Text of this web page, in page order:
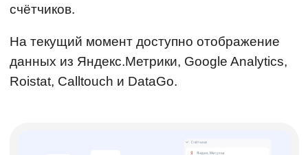
счётчиков.
На текущий момент доступно отображение
данных из Яндекс.Метрики, Google Analytics,
Roistat, Calltouch и DataGo.